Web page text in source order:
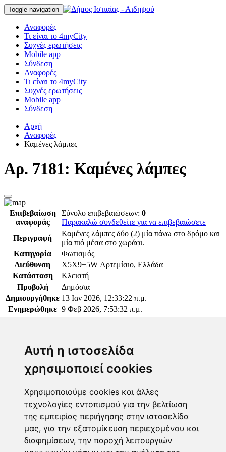
Αυτή η ιστοσελίδα
χρησιμοποιεί cookies
Χρησιμοποιούμε cookies και άλλες
τεχνολογίες εντοπισμού για την βελτίωση
της εμπειρίας περιήγησης στην ιστοσελίδα
μας, για την εξατομίκευση περιεχομένου και
διαφημίσεων, την παροχή λειτουργιών
Toggle navigation
Αναφορές
Τι είναι το 4myCity
Συχνές ερωτήσεις
Mobile app
Σύνδεση
Αναφορές
Τι είναι το 4myCity
Συχνές ερωτήσεις
Mobile app
Σύνδεση
Αρχή
Αναφορές
Καμένες λάμπες
Αρ. 7181: Καμένες λάμπες
Επιβεβαίωση
αναφοράς
Σύνολο επιβεβαιώσεων: 0
Παρακαλώ συνδεθείτε για να επιβεβαιώσετε
Περιγραφή
Καμένες λάμπες δύο (2) μία πάνω στο δρόμο και
μία πιό μέσα στο χωράφι.
Κατηγορία
Φωτισμός
Διεύθυνση
X5X9+5W Αρτεμίσιο, Ελλάδα
Κατάσταση
Κλειστή
Προβολή
Δημόσια
Δημιουργήθηκε 13 Ιαν 2026, 12:33:22 π.μ.
Ενημερώθηκε 9 Φεβ 2026, 7:53:32 π.μ.
Επόπτης
Γεωργία Κωνσταντάγκα